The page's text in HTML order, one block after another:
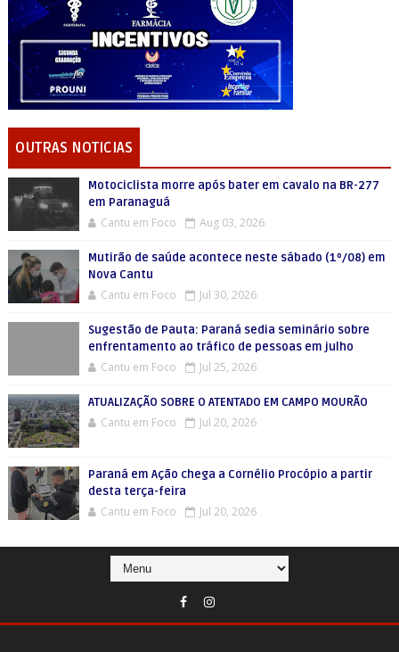
OUTRAS NOTICIAS
Motociclista morre após bater em cavalo na BR-277
em Paranaguá
Cantu em Foco Aug 03, 2026
Mutirão de saúde acontece neste sábado (1º/08) em
Nova Cantu
Cantu em Foco Jul 30, 2026
Sugestão de Pauta: Paraná sedia seminário sobre
enfrentamento ao tráfico de pessoas em julho
Cantu em Foco Jul 25, 2026
ATUALIZAÇÃO SOBRE O ATENTADO EM CAMPO MOURÃO
Cantu em Foco Jul 20, 2026
Paraná em Ação chega a Cornélio Procópio a partir
desta terça-feira
Cantu em Foco Jul 20, 2026